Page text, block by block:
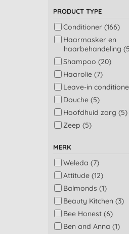
PRODUCT TYPE
Conditioner (166)
Haarmasker en
haarbehandeling
Shampoo (20)
Haarolie (7)
Leave-in
Douche (5)
Hoofdhuid zorg (5)
Zeep (5)
Kinderen lichaam en
haarverzorging (3)
Multi-taskers (3)
Bad en douche (2)
Aromatherapie,
massage (1)
Baby bad,
mondverzorging (1)
MERK
Weleda (7)
Attitude (12)
Balmonds (1)
Beauty Kitchen (3)
Bee Honest (6)
Ben and Anna (1)